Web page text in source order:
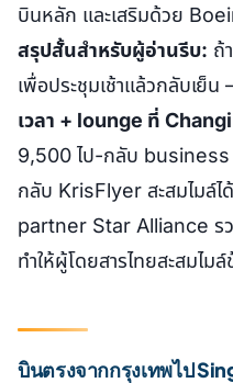
บินหลัก และเสริมด้วย
สรุปสั้นสำหรับผู้อ่านรีบ: ถ้
เพื่อประชุมเช้าแล้วกลับเย็
เวลา + lounge ที่ Changi
9,500 ไป-กลับ business
กลับ KrisFlyer สะสมไมล์ไ
partner Star Alliance ร
ทำให้ผู้โดยสารไทยสะสมไม
บินตรงจากกรุงเทพไป